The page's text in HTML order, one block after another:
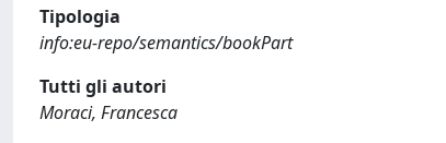
Tipologia
info:eu-repo/semantics/bookPart
Tutti gli autori
Moraci, Francesca